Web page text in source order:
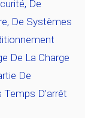
De
De Systèmes
De La Charge
De
Temps D'arrêt